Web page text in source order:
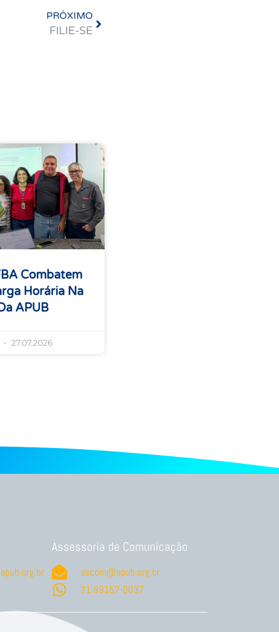
PRÓXIMO
FILIE-SE
Combatem
Horária Na
APUB
27.07.2026
Assessoria de Comunicação
ascom@apub.org.br
71.99157-0037